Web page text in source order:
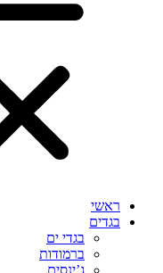
ראשי
בגדים
בגדי ים
ברמודות